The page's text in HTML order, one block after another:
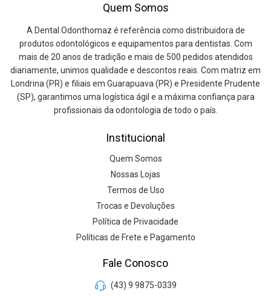
Quem Somos
A Dental Odonthomaz é referência como distribuidora de
produtos odontológicos e equipamentos para dentistas. Com
mais de 20 anos de tradição e mais de 500 pedidos atendidos
diariamente, unimos qualidade e descontos reais. Com matriz em
Londrina (PR) e filiais em Guarapuava (PR) e Presidente Prudente
(SP), garantimos uma logística ágil e a máxima confiança para
profissionais da odontologia de todo o país.
Institucional
Quem Somos
Nossas Lojas
Termos de Uso
Trocas e Devoluções
Política de Privacidade
Políticas de Frete e Pagamento
Fale Conosco
(43) 9 9875-0339